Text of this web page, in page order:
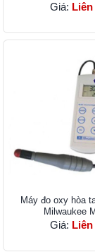
Giá: Liên
Máy đo oxy hòa
Milwaukee
Giá: Liên